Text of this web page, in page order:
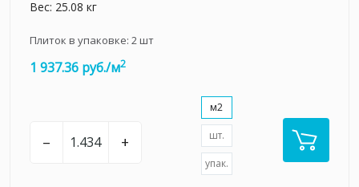
Вес: 25.08 кг
Плиток в упаковке: 2шт
1 937.36 руб./м2
– +
м2
шт.
упак.